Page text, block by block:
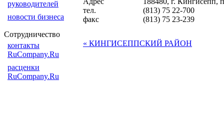
руководителей
новости бизнеса
Сотрудничество
контакты
RuCompany.Ru
расценки
RuCompany.Ru
тел.
(813) 75 22-700
факс
(813) 75 23-239
« КИНГИСЕППСКИЙ РАЙОН